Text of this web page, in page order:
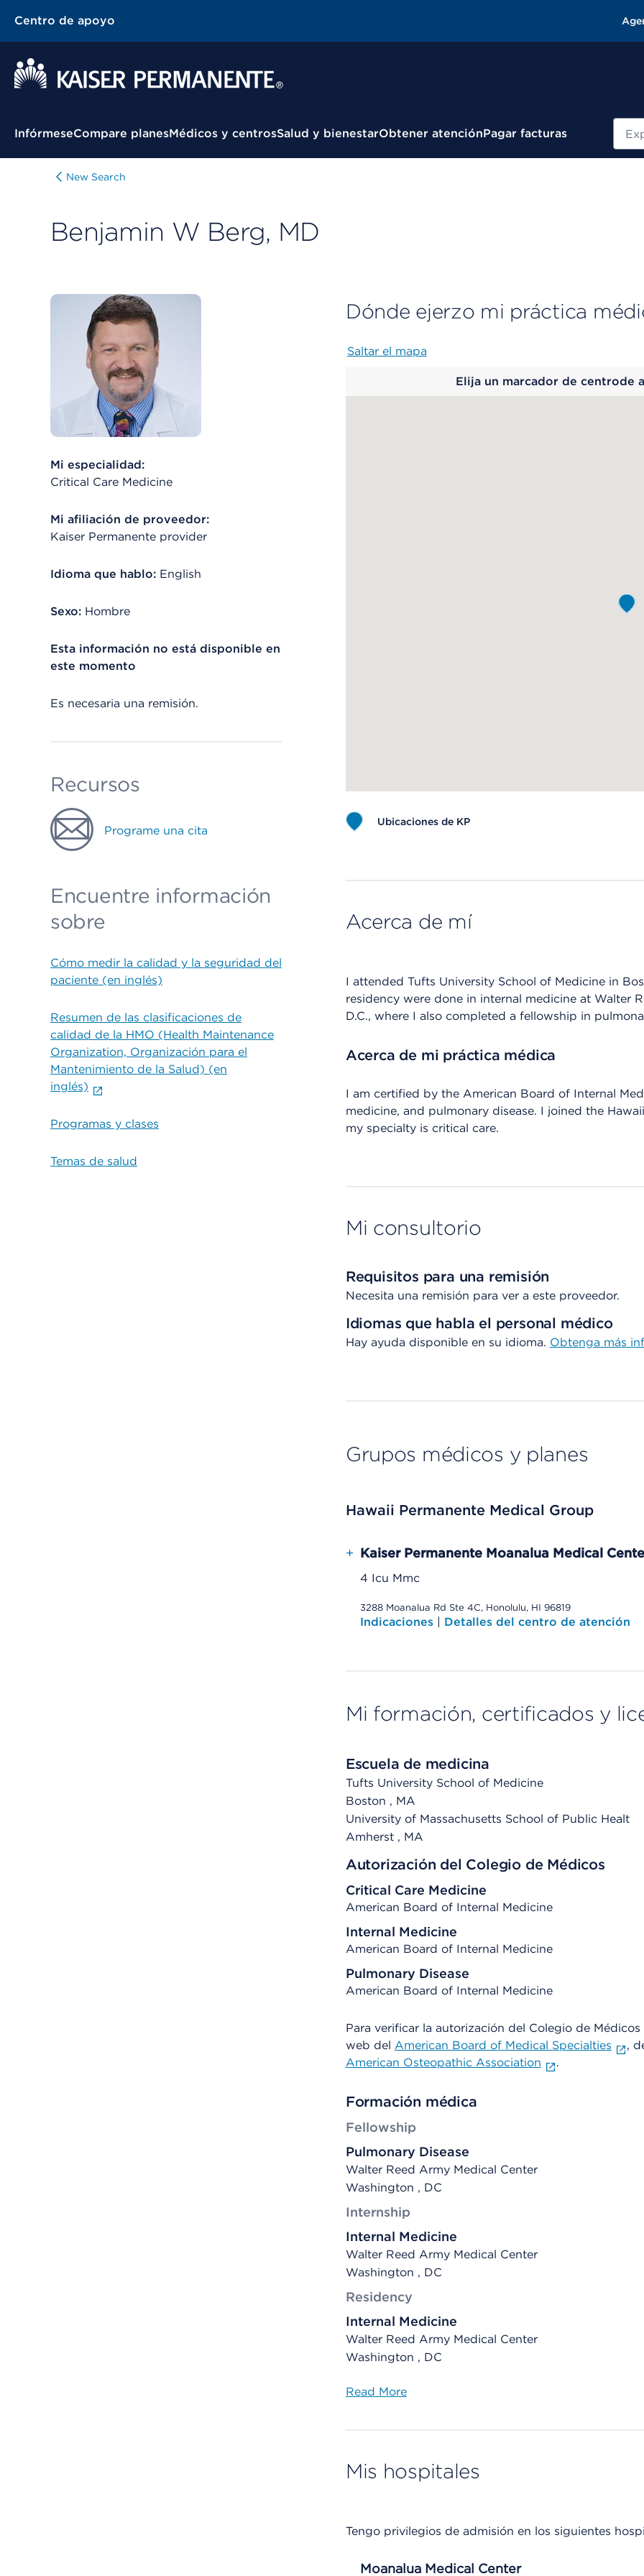
Centro de apoyo
Menú contextual
InfórmeseCompare planesMédicos y centrosSalud y bienestarObtener atenciónPagar facturas
New Search
Benjamin W Berg, MD
Mi especialidad:
Critical Care Medicine
Mi afiliación de proveedor:
Kaiser Permanente provider
Idioma que hablo: English
Sexo: Hombre
Esta información no está disponible en
este momento
Es necesaria una remisión.
Recursos
Programe una cita
Encuentre información
sobre
Cómo medir la calidad y la seguridad del
paciente (en inglés)
Resumen de las clasificaciones de
calidad de la HMO (Health Maintenance
Organization, Organización para el
Mantenimiento de la Salud) (en
inglés)
Programas y clases
Temas de salud
Dónde ejerzo mi práctica
Saltar el mapa
Elija un marcador de centrode
Ubicaciones de KP
Acerca de mí
I attended Tufts University School of Medicine in
residency were done in internal medicine at Walter
D.C., where I also completed a fellowship in
Acerca de mi práctica médica
I am certified by the American Board of Internal
medicine, and pulmonary disease. I joined the
my specialty is critical care.
Mi consultorio
Requisitos para una remisión
Necesita una remisión para ver a este proveedor.
Idiomas que habla el personal médico
Hay ayuda disponible en su idioma. Obtenga más
Grupos médicos y planes
Hawaii Permanente Medical Group
+ Kaiser Permanente Moanalua Medical
4 Icu Mmc
3288 Moanalua Rd Ste 4C, Honolulu, HI 96819
Indicaciones | Detalles del centro de atención
Mi formación, certificados y
Escuela de medicina
Tufts University School of Medicine
Boston , MA
University of Massachusetts School of Public Healt
Amherst , MA
Autorización del Colegio de Médicos
Critical Care Medicine
American Board of Internal Medicine
Internal Medicine
American Board of Internal Medicine
Pulmonary Disease
American Board of Internal Medicine
Para verificar la autorización del Colegio de
web del American Board of Medical Specialties ,
American Osteopathic Association
.
Formación médica
Fellowship
Pulmonary Disease
Walter Reed Army Medical Center
Washington , DC
Internship
Internal Medicine
Walter Reed Army Medical Center
Washington , DC
Residency
Internal Medicine
Walter Reed Army Medical Center
Washington , DC
Read More
Mis hospitales
Tengo privilegios de admisión en los siguientes
Moanalua Medical Center